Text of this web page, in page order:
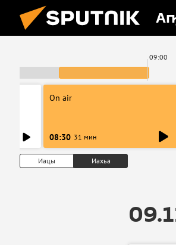
09:00
On air
08:30 31 мин
Иацы Иахьа